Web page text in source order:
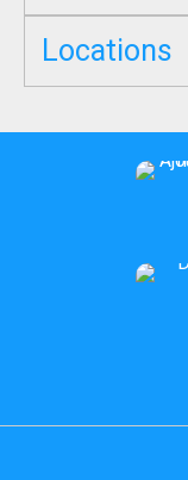
Locations